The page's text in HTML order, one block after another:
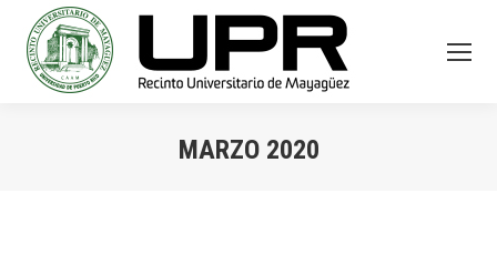
MARZO 2020